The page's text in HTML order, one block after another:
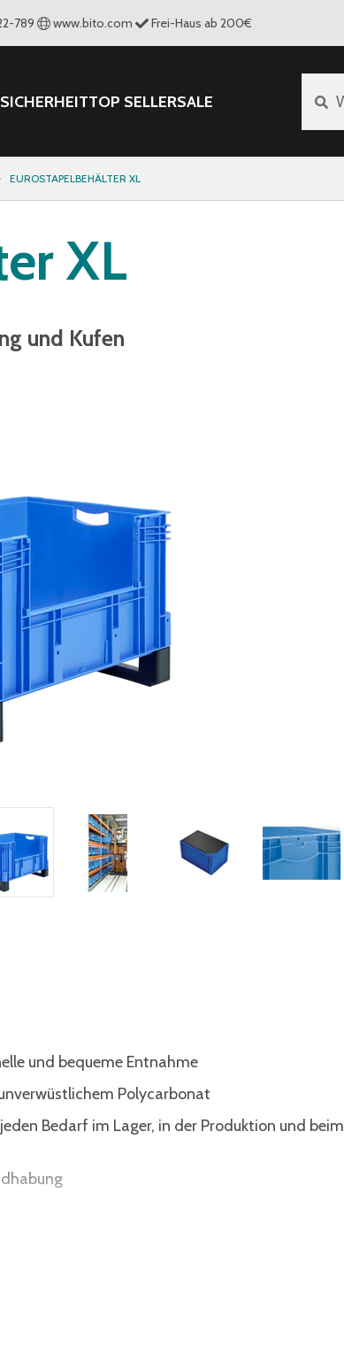
789 www.bito.com Frei-Haus ab 200€
SICHERHEITTOP SELLERSALE
EUROSTAPELBEHÄLTER XL
XL
und Kufen
und bequeme Entnahme
Polycarbonat
Bedarf im Lager, in der Produktion und beim
an.